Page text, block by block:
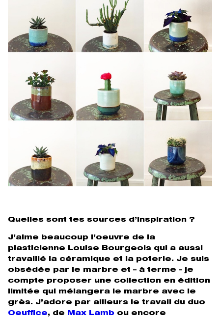
Quelles sont tes sources d’inspiration ?
J’aime beaucoup l’oeuvre de la
plasticienne Louise Bourgeois qui a aussi
travaillé la céramique et la poterie. Je suis
obsédée par le marbre et – à terme – je
compte proposer une collection en édition
limitée qui mélangera le marbre avec le
grès. J’adore par ailleurs le travail du duo
Oeuffice, de Max Lamb ou encore